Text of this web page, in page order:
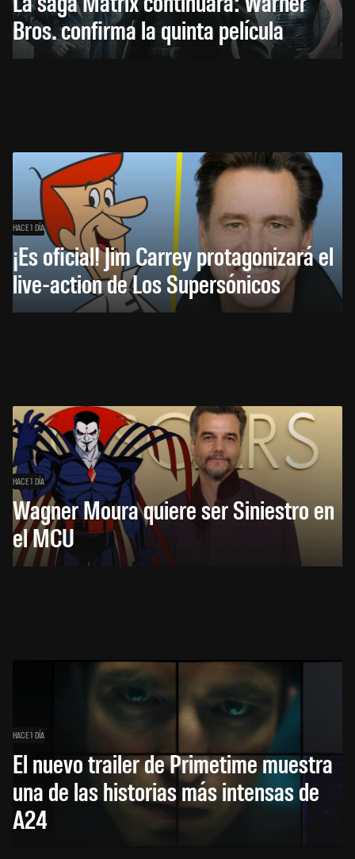
Bros. confirma la quinta película
HACE 1 DÍA
¡Es oficial! Jim Carrey protagonizará el
live-action de Los Supersónicos
HACE 1 DÍA
Wagner Moura quiere ser Siniestro en
el MCU
HACE 1 DÍA
El nuevo trailer de Primetime muestra
una de las historias más intensas de
A24